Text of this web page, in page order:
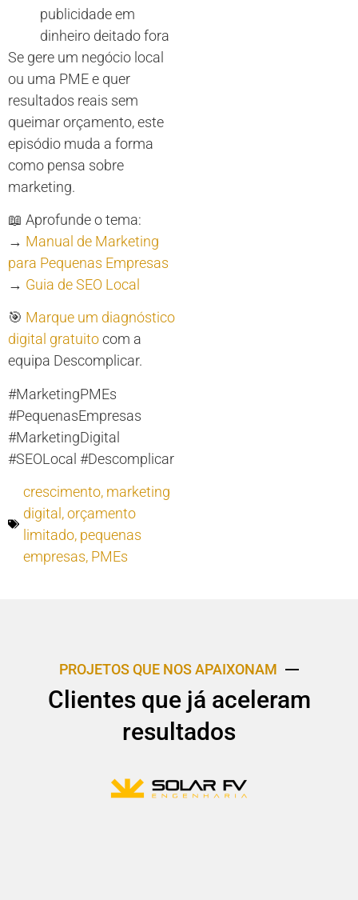
publicidade em
dinheiro deitado fora
Se gere um negócio local
ou uma PME e quer
resultados reais sem
queimar orçamento, este
episódio muda a forma
como pensa sobre
marketing.
📖 Aprofunde o tema:
→ Manual de Marketing
para Pequenas Empresas
→ Guia de SEO Local
🎯 Marque um diagnóstico
digital gratuitocom a
equipa Descomplicar.
#MarketingPMEs
#PequenasEmpresas
#MarketingDigital
#SEOLocal #Descomplicar
crescimento, marketing
digital ,orçamento
limitado, pequenas
empresas, PMEs
PROJETOS QUE NOS APAIXONAM
Clientes que já aceleram
resultados